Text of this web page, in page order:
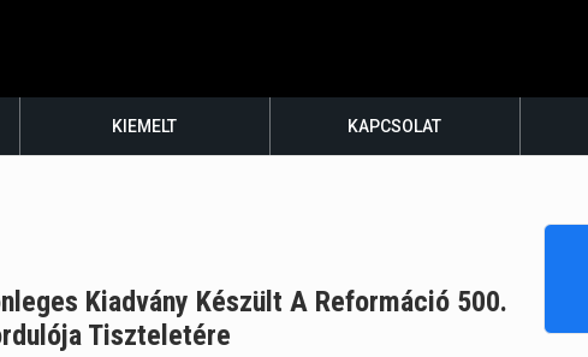
KIEMELT KAPCSOLAT
Kiadvány Készült A Reformáció 500.
Tiszteletére